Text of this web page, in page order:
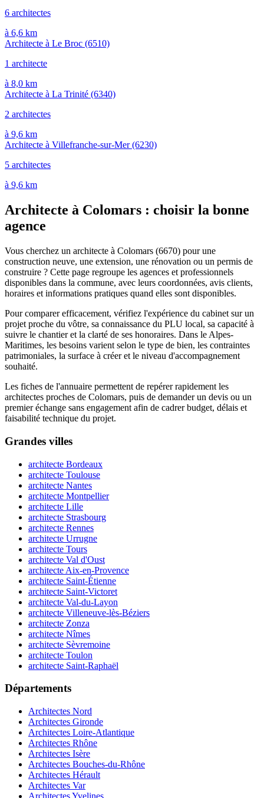
6 architectes
à 6,6 km
Architecte à Le Broc (6510)
1 architecte
à 8,0 km
Architecte à La Trinité (6340)
2 architectes
à 9,6 km
Architecte à Villefranche-sur-Mer(6230)
5 architectes
à 9,6 km
Architecte à Colomars : choisir la bonne
agence
Vous cherchez un architecte à Colomars (6670) pour une
construction neuve, une extension, une rénovation ou un permis de
construire ? Cette page regroupe les agences et professionnels
disponibles dans la commune, avec leurs coordonnées, avis clients,
horaires et informations pratiques quand elles sont disponibles.
Pour comparer efficacement, vérifiez l'expérience du cabinet sur un
projet proche du vôtre, sa connaissance du PLU local, sa capacité à
suivre le chantier et la clarté de ses honoraires. Dans le Alpes-
Maritimes, les besoins varient selon le type de bien, les contraintes
patrimoniales, la surface à créer et le niveau d'accompagnement
souhaité.
Les fiches de l'annuaire permettent de repérer rapidement les
architectes proches de Colomars, puis de demander un devis ou un
premier échange sans engagement afin de cadrer budget, délais et
faisabilité technique du projet.
Grandes villes
architecte Bordeaux
architecte Toulouse
architecte Nantes
architecte Montpellier
architecte Lille
architecte Strasbourg
architecte Rennes
architecte Urrugne
architecte Tours
architecte Val d'Oust
architecte Aix-en-Provence
architecte Saint-Étienne
architecte Saint-Victoret
architecte Val-du-Layon
architecte Villeneuve-lès-Béziers
architecte Zonza
architecte Nîmes
architecte Sèvremoine
architecte Toulon
architecte Saint-Raphaël
Départements
Architectes Nord
Architectes Gironde
Architectes Loire-Atlantique
Architectes Rhône
Architectes Isère
Architectes Bouches-du-Rhône
Architectes Hérault
Architectes Var
Architectes Yvelines